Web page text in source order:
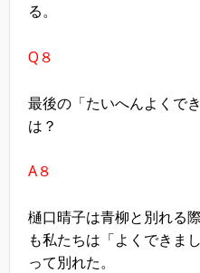
る。
Q８
最後の「たいへんよくで
は？
A８
樋口晴子は青柳と別れる
も私たちは「よくできま
って別れた。